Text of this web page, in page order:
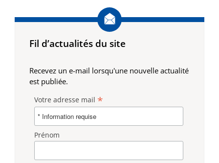
Fil d’actualités du site
Recevez un e-mail lorsqu'une nouvelle actualité
est publiée.
Votre adresse mail *
Prénom